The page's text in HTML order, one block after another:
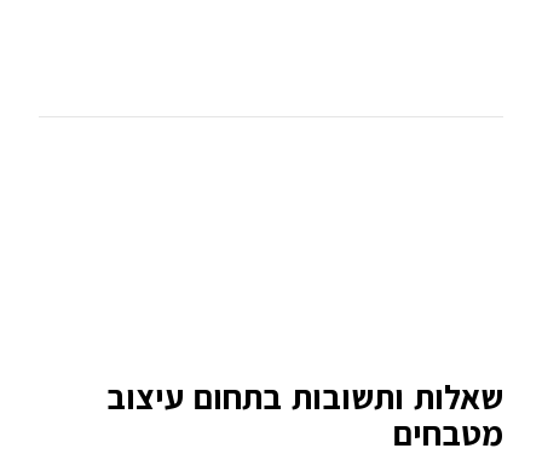
שאלות ותשובות בתחום עיצוב
מטבחים